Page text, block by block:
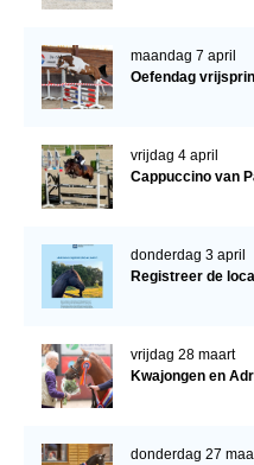
maandag 7 april
Oefendag
vrijdag 4 april
Cappuccino van
donderdag 3 april
Registreer de
vrijdag 28 maart
Kwajongen en
donderdag 27